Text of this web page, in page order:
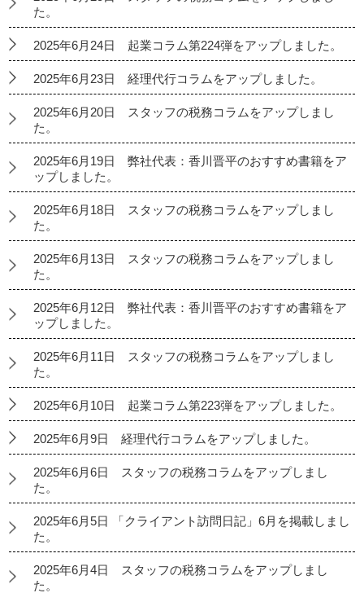
た。
2025年6月24日 起業コラム第224弾をアップしました。
2025年6月23日 経理代行コラムをアップしました。
2025年6月20日 スタッフの税務コラムをアップしまし
た。
2025年6月19日 弊社代表：香川晋平のおすすめ書籍をア
ップしました。
2025年6月18日 スタッフの税務コラムをアップしまし
た。
2025年6月13日 スタッフの税務コラムをアップしまし
た。
2025年6月12日 弊社代表：香川晋平のおすすめ書籍をア
ップしました。
2025年6月11日 スタッフの税務コラムをアップしまし
た。
2025年6月10日 起業コラム第223弾をアップしました。
2025年6月9日 経理代行コラムをアップしました。
2025年6月6日 スタッフの税務コラムをアップしまし
た。
2025年6月5日 「クライアント訪問日記」6月を掲載しまし
た。
2025年6月4日 スタッフの税務コラムをアップしまし
た。